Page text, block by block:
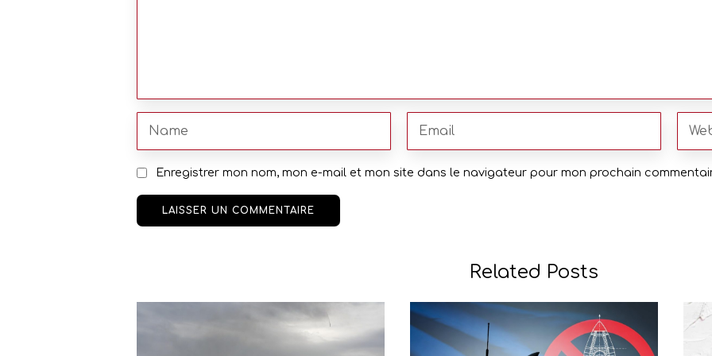
Enregistrer mon nom, mon e-mail et mon site dans le navigateur pour mon prochain
Related Posts